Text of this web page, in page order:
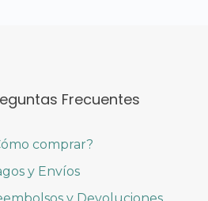
Frecuentes
comprar?
y Envíos